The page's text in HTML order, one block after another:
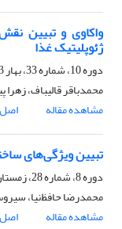
واکاوی و تبیین
ژئوپلیتیک غذا
دوره 10، شماره 33، بهار 1393، صفحه
محمدباقر قالیباف،
مشاهده مقاله
تبیین ویژگی‌های
دوره 8، شماره 28، زمستان 1391، صفحه
محمدرضا حافظ‌نیا،
مشاهده مقاله